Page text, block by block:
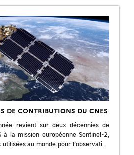
DE CONTRIBUTIONS DU CNES
revient sur deux décennies de
à la mission européenne Sentinel-2,
au monde pour l’observation